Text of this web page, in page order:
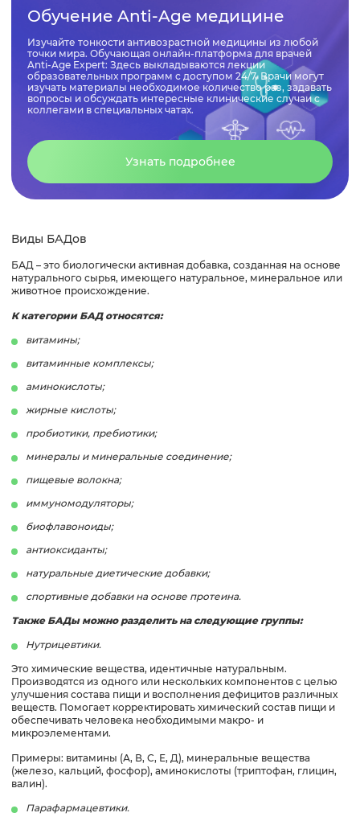
Обучение Anti-Age медицине
Изучайте тонкости антивозрастной медицины из любой
точки мира. Обучающая онлайн-платформа для врачей
Anti-Age Expert: Здесь выкладываются лекции
образовательных программ с доступом 24/7. Врачи могут
изучать материалы необходимое количество раз, задавать
вопросы и обсуждать интересные клинические случаи с
коллегами в специальных чатах.
Узнать подробнее
Виды БАДов
БАД – это биологически активная добавка, созданная на основе
натурального сырья, имеющего натуральное, минеральное или
животное происхождение.
К категории БАД относятся:
витамины;
витаминные комплексы;
аминокислоты;
жирные кислоты;
пробиотики, пребиотики;
минералы и минеральные соединение;
пищевые волокна;
иммуномодуляторы;
биофлавоноиды;
антиоксиданты;
натуральные диетические добавки;
спортивные добавки на основе протеина.
Также БАДы можно разделить на следующие группы:
Нутрицевтики.
Это химические вещества, идентичные натуральным.
Производятся из одного или нескольких компонентов с целью
улучшения состава пищи и восполнения дефицитов различных
веществ. Помогает корректировать химический состав пищи и
обеспечивать человека необходимыми макро- и
микроэлементами.
Примеры: витамины (А, В, С, Е, Д), минеральные вещества
(железо, кальций, фосфор), аминокислоты (триптофан, глицин,
валин).
Парафармацевтики.